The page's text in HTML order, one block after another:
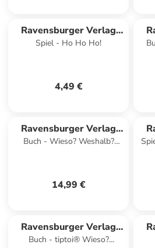
Ravensburger Verlag
GmbH
Spiel - Ho Ho Ho!
4,49 €
Ravensburger Verlag
GmbH
Buch - Wieso? Weshalb?
14,99 €
Ravensburger Verlag
GmbH
Buch - tiptoi® Wieso?